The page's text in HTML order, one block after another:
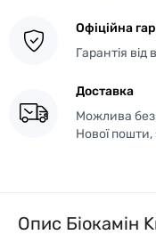
Офіційна
Гарантія
Доставка
Можлива
Нової
Опис Біокамін